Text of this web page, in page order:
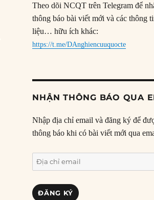
Theo dõi NCQT trên Telegram để
thông báo bài viết mới và các thông
liệu… hữu ích khác:
https://t.me/DAnghiencuuquocte
NHẬN THÔNG BÁO QUA
Nhập địa chỉ email và đăng ký để
thông báo khi có bài viết mới qua
Địa
chỉ
email
ĐĂNG KÝ